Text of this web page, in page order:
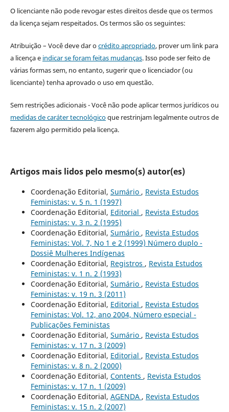
O licenciante não pode revogar estes direitos desde que os termos
da licença sejam respeitados. Os termos são os seguintes:
Atribuição – Você deve dar ocrédito apropriado, prover um link para
a licença e indicar se foram feitas mudanças. Isso pode ser feito de
várias formas sem, no entanto, sugerir que o licenciador (ou
licenciante) tenha aprovado o uso em questão.
Sem restrições adicionais - Você não pode aplicar termos jurídicos ou
medidas de caráter tecnológicoque restrinjam legalmente outros de
fazerem algo permitido pela licença.
Artigos mais lidos pelo mesmo(s) autor(es)
Coordenação Editorial, Sumário , Revista Estudos
Feministas: v. 5 n. 1 (1997)
Coordenação Editorial, Editorial , Revista Estudos
Feministas: v. 3 n. 2 (1995)
Coordenação Editorial, Sumário , Revista Estudos
Feministas: Vol. 7, No 1 e 2 (1999) Número duplo -
Dossiê Mulheres Indígenas
Coordenação Editorial, Registros , Revista Estudos
Feministas: v. 1 n. 2 (1993)
Coordenação Editorial, Sumário , Revista Estudos
Feministas: v. 19 n. 3 (2011)
Coordenação Editorial, Editorial , Revista Estudos
Feministas: Vol. 12, ano 2004, Número especial -
Publicações Feministas
Coordenação Editorial, Sumário , Revista Estudos
Feministas: v. 17 n. 3 (2009)
Coordenação Editorial, Editorial , Revista Estudos
Feministas: v. 8 n. 2 (2000)
Coordenação Editorial, Contents , Revista Estudos
Feministas: v. 17 n. 1 (2009)
Coordenação Editorial, AGENDA , Revista Estudos
Feministas: v. 15 n. 2 (2007)